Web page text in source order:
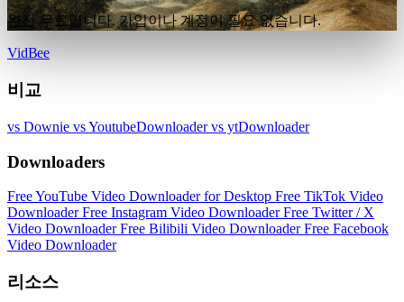
완전 무료입니다. 가입이나 계정이 필요 없습니다.
VidBee
비교
vs Downie vs YoutubeDownloadervs ytDownloader
Downloaders
Free YouTube Video Downloader for Desktop Free TikTok Video
DownloaderFree Instagram Video DownloaderFree Twitter / X
Video DownloaderFree Bilibili Video DownloaderFree Facebook
Video Downloader
리소스